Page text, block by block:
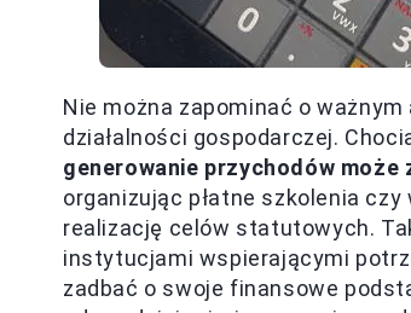
Nie można zapominać o
działalności gospodarczej.
generowanie przychodów
organizując płatne szkolenia
realizację celów statutowych.
instytucjami wspierającymi
zadbać o swoje finansowe